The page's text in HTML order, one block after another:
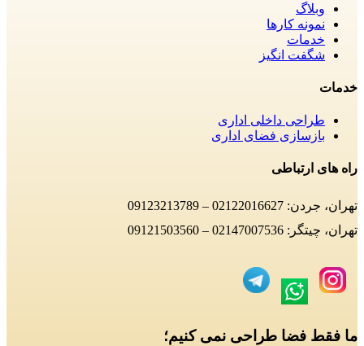
وبلاگ
نمونه کارها
خدمات
شگفت انگیز
خدمات
طراحی داخلی اداری
بازسازی فضای اداری
راه های ارتباطی
تهران، جردن: 02122016627 – 09123213789
تهران، چیتگر: 02147007536 – 09121503560
ما فقط فضا طراحی نمی کنیم؛